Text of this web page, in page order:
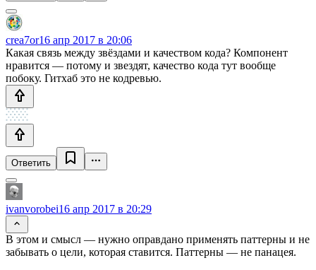
crea7or16 апр 2017 в 20:06
Какая связь между звёздами и качеством кода? Компонент
нравится — потому и звездят, качество кода тут вообще
побоку. Гитхаб это не кодревью.
Ответить
ivanvorobei16 апр 2017 в 20:29
В этом и смысл — нужно оправдано применять паттерны и не
забывать о цели, которая ставится. Паттерны — не панацея.